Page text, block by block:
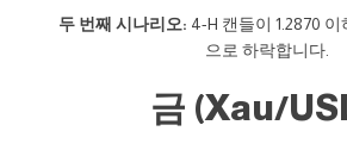
두 번째 시나리오: 4-H 캔들이 1.2870
으로 하락합니다.
금 (Xau/